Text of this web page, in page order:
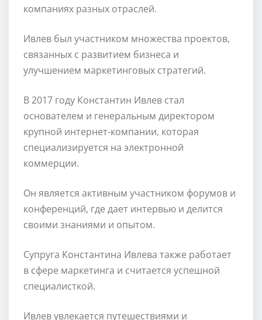
компаниях разных отраслей.
Ивлев был участником множества проектов,
связанных с развитием бизнеса и
улучшением маркетинговых стратегий.
В 2017 году Константин Ивлев стал
основателем и генеральным директором
крупной интернет-компании, которая
специализируется на электронной
коммерции.
Он является активным участником форумов и
конференций, где дает интервью и делится
своими знаниями и опытом.
Супруга Константина Ивлева также работает
в сфере маркетинга и считается успешной
специалисткой.
Ивлев увлекается путешествиями и